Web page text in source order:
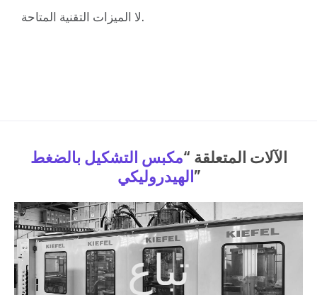
لا الميزات التقنية المتاحة.
الآلات المتعلقة “مكبس التشكيل بالضغط
الهيدروليكي ”
تباع